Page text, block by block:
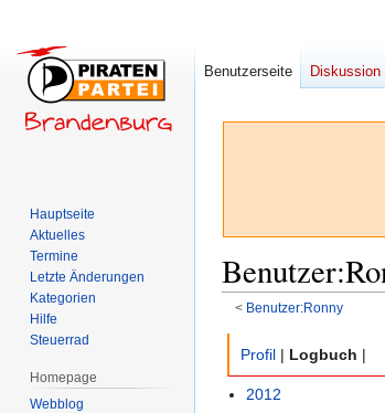
Benutzer:
< Benutzer:Ronny
Navigation
springen
springen
Profil | Logbuch |
2012
Benutzerseite Diskussion
Hauptseite
Aktuelles
Termine
Letzte Änderungen
Kategorien
Hilfe
Steuerrad
Homepage
Webblog